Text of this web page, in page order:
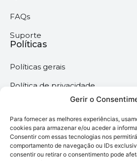
Gerir o
Para fornecer as melhores experiências,
cookies para armazenar e/ou aceder a
Consentir com essas tecnologias nos
comportamento de navegação ou IDs
consentir ou retirar o consentimento pode
FAQs
Suporte
Políticas
Políticas gerais
Política de privacidade
Termos & Condições
Política de cookies
Megaimprime © 2025 |